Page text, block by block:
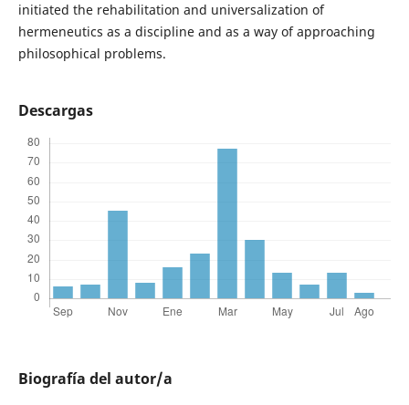
initiated the rehabilitation and universalization of
hermeneutics as a discipline and as a way of approaching
philosophical problems.
Descargas
Biografía del autor/a